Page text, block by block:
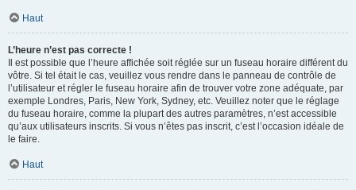
Haut
L’heure n’est pas correcte !
Il est possible que l’heure affichée soit réglée sur un fuseau horaire différent du
vôtre. Si tel était le cas, veuillez vous rendre dans le panneau de contrôle de
l’utilisateur et régler le fuseau horaire afin de trouver votre zone adéquate, par
exemple Londres, Paris, New York, Sydney, etc. Veuillez noter que le réglage
du fuseau horaire, comme la plupart des autres paramètres, n’est accessible
qu’aux utilisateurs inscrits. Si vous n’êtes pas inscrit, c’est l’occasion idéale de
le faire.
Haut